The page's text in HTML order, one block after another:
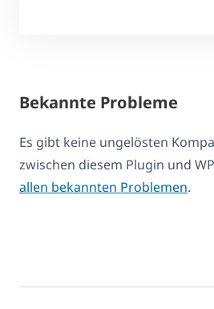
Bekannte Probleme
Es gibt keine ungelösten
zwischen diesem Plugin und
allen bekannten Problemen.